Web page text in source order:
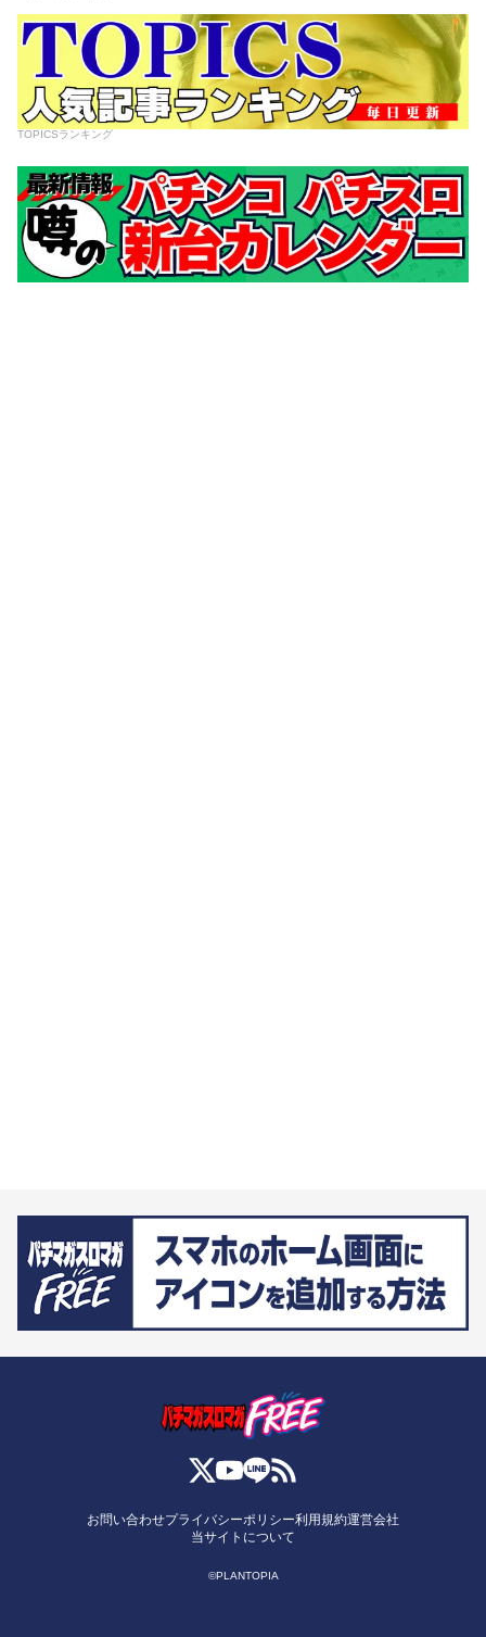
TOPICSランキング
お問い合わせプライバシーポリシー利用規約運営会社
当サイトについて
©PLANTOPIA